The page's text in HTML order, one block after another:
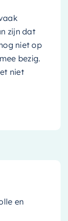
zijn dat
niet op
bezig.
niet
en